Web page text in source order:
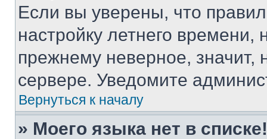
Если вы уверены, что
настройку летнего
прежнему неверное, значит,
сервере. Уведомите
Вернуться к началу
» Моего языка нет в списке!